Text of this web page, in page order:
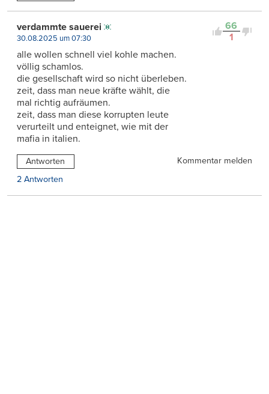
66
1
verdammte sauerei
30.08.2025 um 07:30
alle wollen schnell viel kohle machen.
völlig schamlos.
die gesellschaft wird so nicht überleben.
zeit, dass man neue kräfte wählt, die
mal richtig aufräumen.
zeit, dass man diese korrupten leute
verurteilt und enteignet, wie mit der
mafia in italien.
Antworten
Kommentar melden
2 Antworten